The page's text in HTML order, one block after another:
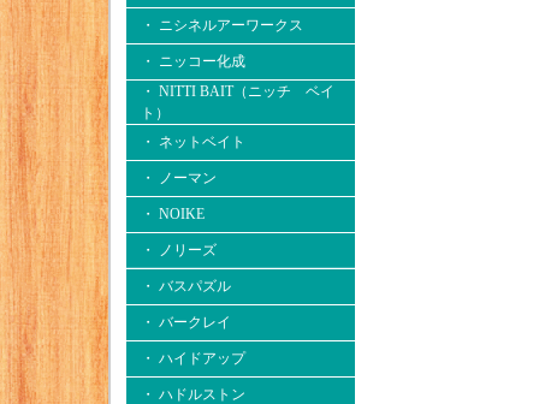
・ ニシネルアーワークス
・ ニッコー化成
・ NITTI BAIT（ニッチ ベイ
ト）
・ ネットベイト
・ ノーマン
・ NOIKE
・ ノリーズ
・ バスパズル
・ バークレイ
・ ハイドアップ
・ ハドルストン